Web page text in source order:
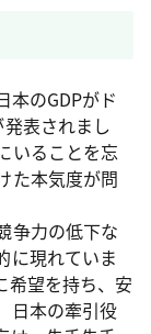
本のGDPがド
表されまし
いることを忘
た本気度が問
争力の低下な
に現れていま
希望を持ち、安
日本の牽引役